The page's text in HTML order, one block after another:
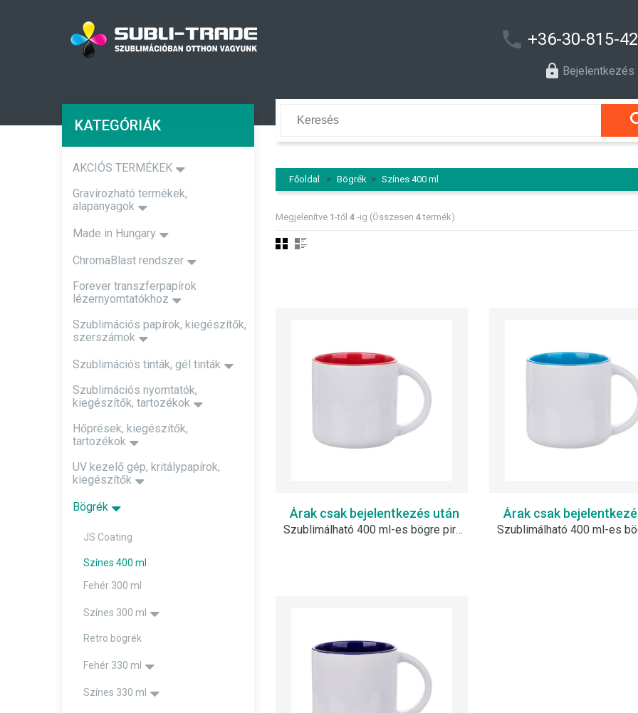
+36-30-815-
Bejelentkezés
Főoldal > Bögrék > Színes 400 ml
Megjelenítve 1-től 4 -ig (Összesen 4termék)
Árak csak bejelentkezés után
Szublimálható 400 ml-es bögre piros belső résszel
Árak csak
KATEGÓRIÁK
AKCIÓS TERMÉKEK
Gravírozható termékek,
alapanyagok
Made in Hungary
ChromaBlast rendszer
Forever transzferpapírok
lézernyomtatókhoz
Szublimációs papírok, kiegészítők,
szerszámok
Szublimációs tinták, gél tinták
Szublimációs nyomtatók,
kiegészítők, tartozékok
Hőprések, kiegészítők,
tartozékok
UV kezelő gép, kritálypapírok,
kiegészítők
Bögrék
JS Coating
Színes 400 ml
Fehér 300 ml
Színes 300 ml
Retro bögrék
Fehér 330 ml
Színes 330 ml